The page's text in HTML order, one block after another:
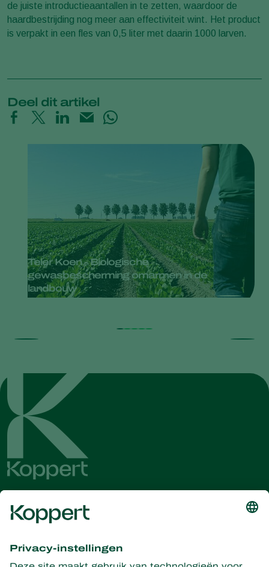
de juiste introductieaantallen in te zetten, waardoor de
haardbestrijding nog meer aan effectiviteit wint. Het product
is verpakt in een fles van 0,5 liter met daarin 1000 larven.
Deel dit artikel
Teler Koen - Biologische
gewasbescherming omarmen in de
landbouw
Ontvang het laatste nieuws en
informatie